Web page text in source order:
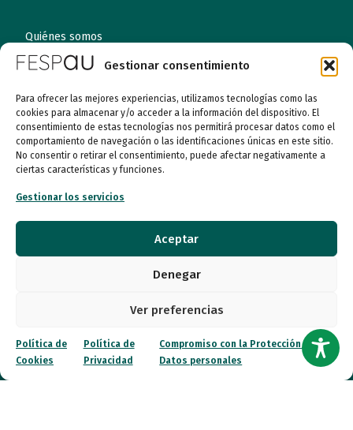
Gestionar consentimiento
Para ofrecer las mejores experiencias, utilizamos tecnologías como las
cookies para almacenar y/o acceder a la información del dispositivo. El
consentimiento de estas tecnologías nos permitirá procesar datos como el
comportamiento de navegación o las identificaciones únicas en este sitio.
No consentir o retirar el consentimiento, puede afectar negativamente a
ciertas características y funciones.
Gestionar los servicios
Aceptar
Denegar
Ver preferencias
Política de
Cookies
Política de
Privacidad
Compromiso con la Protección de
Datos personales
Quiénes somos
Entidades
Autismo
Recursos
Qué hacemos
Noticias
Contacto